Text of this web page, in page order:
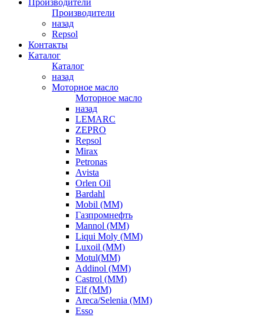
Производители
Производители
назад
Repsol
Контакты
Каталог
Каталог
назад
Моторное масло
Моторное масло
назад
LEMARC
ZEPRO
Repsol
Mirax
Petronas
Avista
Orlen Oil
Bardahl
Mobil (ММ)
Газпромнефть
Mannol (ММ)
Liqui Moly (ММ)
Luxoil (ММ)
Motul(ММ)
Addinol (ММ)
Castrol (ММ)
Elf (ММ)
Areca/Selenia (ММ)
Esso